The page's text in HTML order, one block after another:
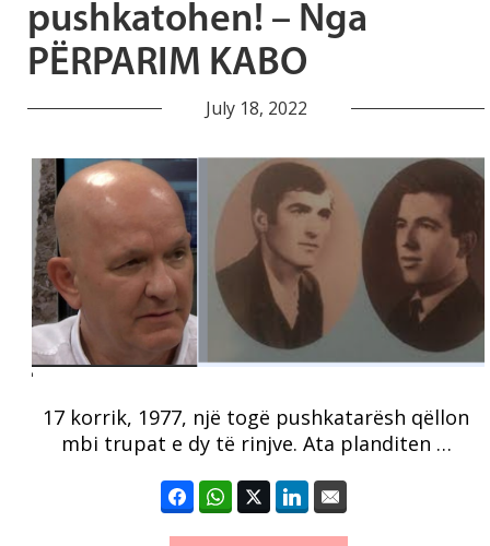
pushkatohen! – Nga
PËRPARIM KABO
July 18, 2022
17 korrik, 1977, një togë pushkatarësh qëllon
mbi trupat e dy të rinjve. Ata planditen …